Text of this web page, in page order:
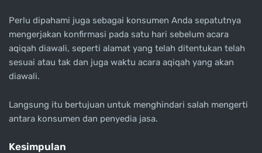
Perlu dipahami juga sebagai konsumen Anda sepatutnya
mengerjakan konfirmasi pada satu hari sebelum acara
aqiqah diawali, seperti alamat yang telah ditentukan telah
sesuai atau tak dan juga waktu acara aqiqah yang akan
diawali.
Langsung itu bertujuan untuk menghindari salah mengerti
antara konsumen dan penyedia jasa.
Kesimpulan